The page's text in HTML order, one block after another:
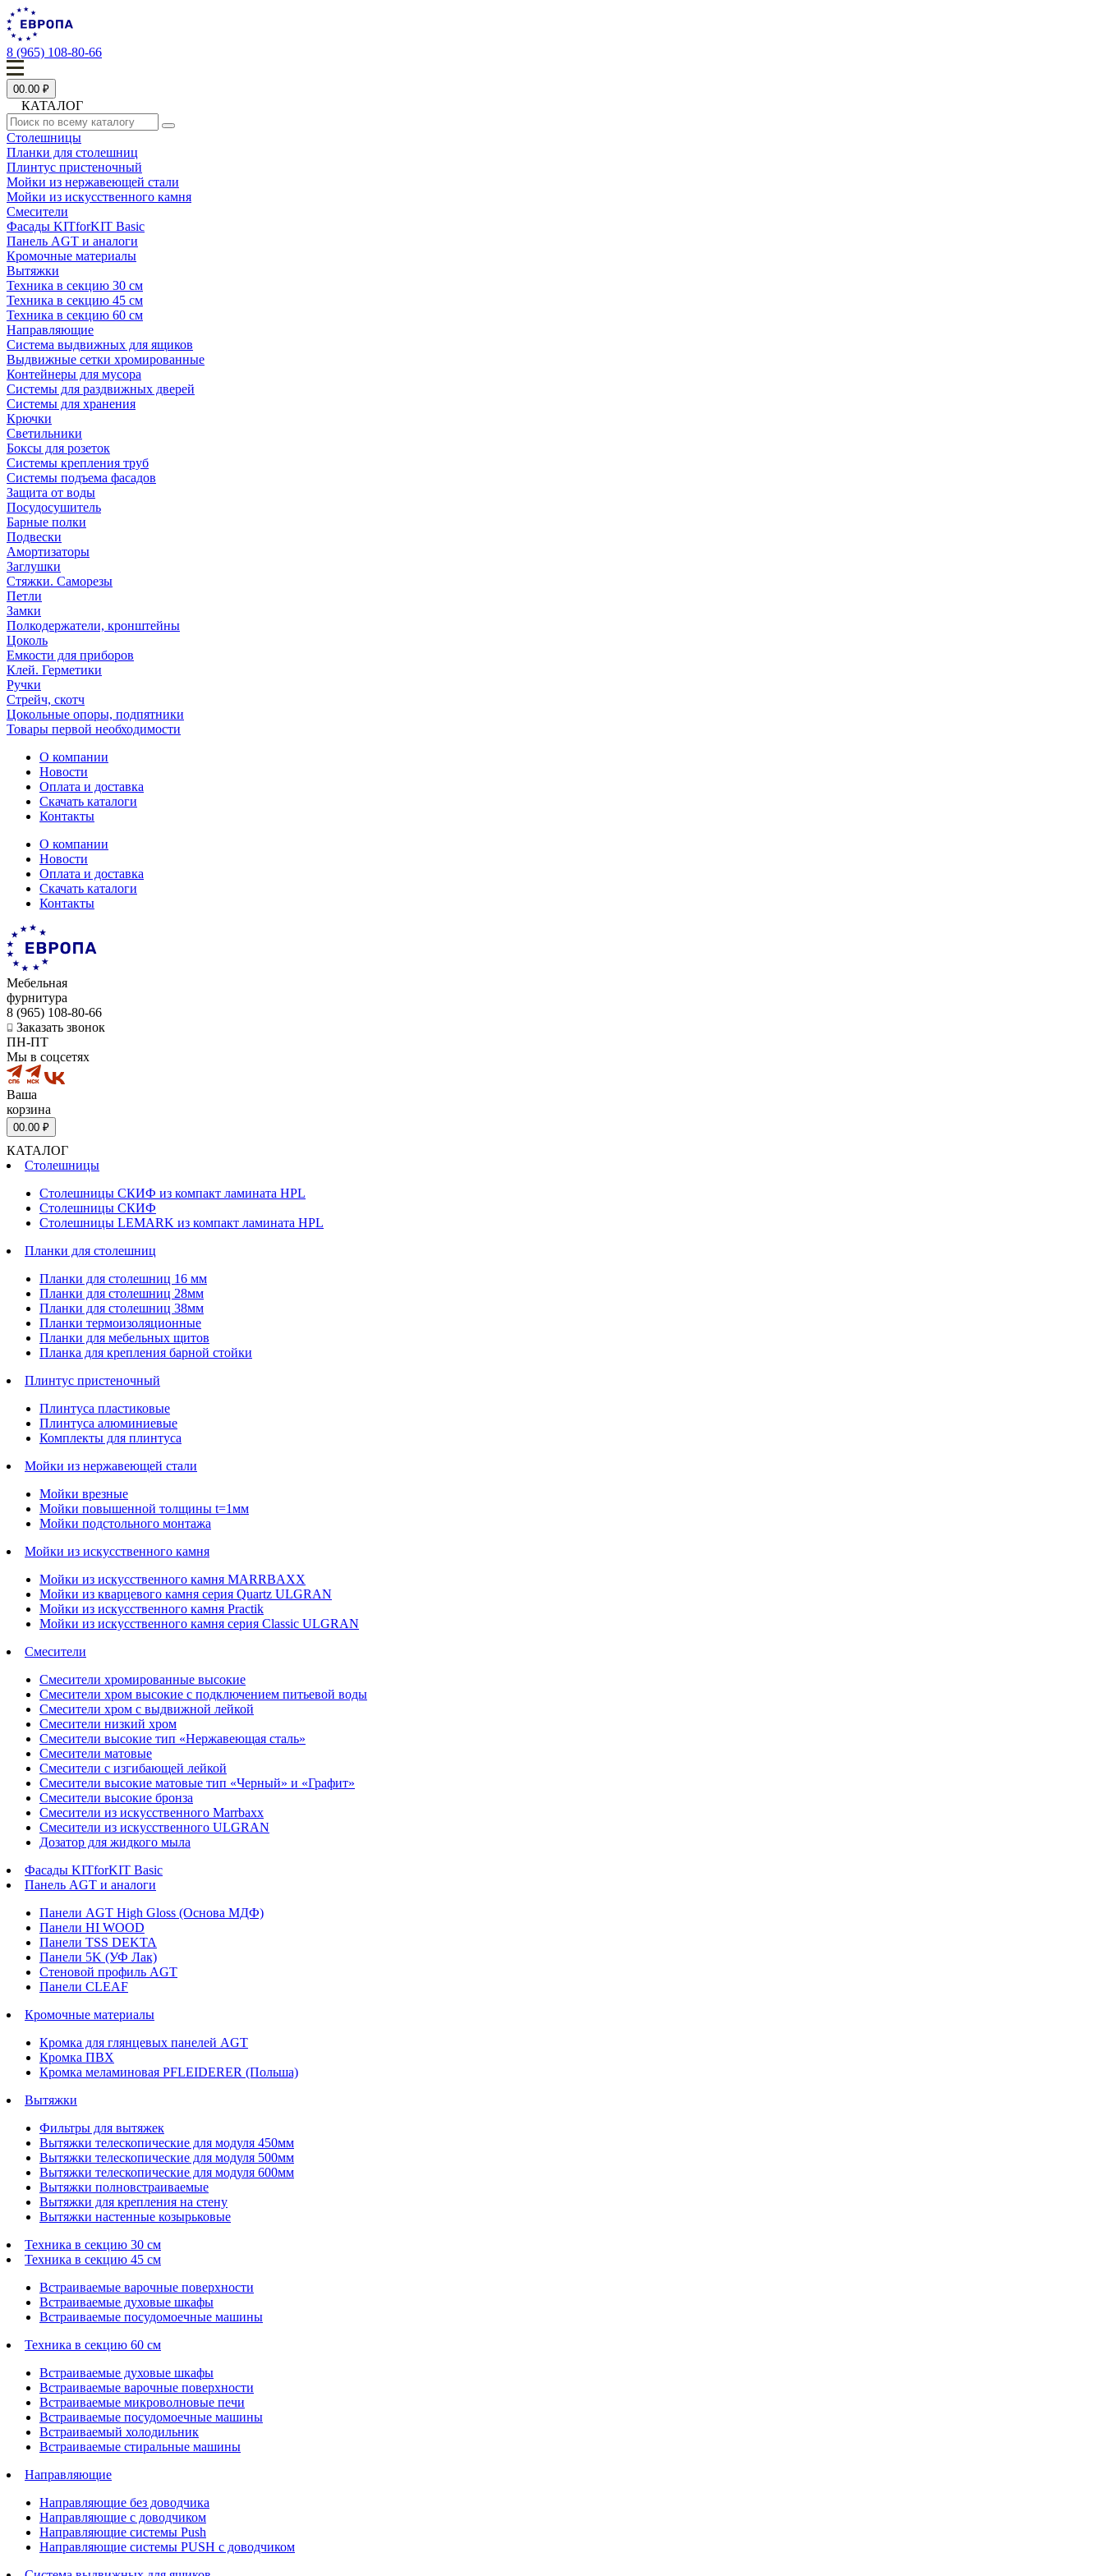
8 (965) 108-80-66
00.00 ₽
КАТАЛОГ
Столешницы
Планки для столешниц
Плинтус пристеночный
Мойки из нержавеющей стали
Мойки из искусственного камня
Смесители
Фасады KITforKIT Basic
Панель AGT и аналоги
Кромочные материалы
Вытяжки
Техника в секцию 30 см
Техника в секцию 45 см
Техника в секцию 60 см
Направляющие
Система выдвижных для ящиков
Выдвижные сетки хромированные
Контейнеры для мусора
Системы для раздвижных дверей
Системы для хранения
Крючки
Светильники
Боксы для розеток
Системы крепления труб
Системы подъема фасадов
Защита от воды
Посудосушитель
Барные полки
Подвески
Амортизаторы
Заглушки
Стяжки. Саморезы
Петли
Замки
Полкодержатели, кронштейны
Цоколь
Емкости для приборов
Клей. Герметики
Ручки
Стрейч, скотч
Цокольные опоры, подпятники
Товары первой необходимости
О компании
Новости
Оплата и доставка
Скачать каталоги
Контакты
О компании
Новости
Оплата и доставка
Скачать каталоги
Контакты
Мебельная
фурнитура
8 (965) 108-80-66
Заказать звонок
ПН-ПТ
Мы в соцсетях
Ваша
корзина
00.00 ₽
КАТАЛОГ
Столешницы
Столешницы СКИФ из компакт ламината HPL
Столешницы СКИФ
Столешницы LEMARK из компакт ламината HPL
Планки для столешниц
Планки для столешниц 16 мм
Планки для столешниц 28мм
Планки для столешниц 38мм
Планки термоизоляционные
Планки для мебельных щитов
Планка для крепления барной стойки
Плинтус пристеночный
Плинтуса пластиковые
Плинтуса алюминиевые
Комплекты для плинтуса
Мойки из нержавеющей стали
Мойки врезные
Мойки повышенной толщины t=1мм
Мойки подстольного монтажа
Мойки из искусственного камня
Мойки из искусственного камня MARRBAXX
Мойки из кварцевого камня серия Quartz ULGRAN
Мойки из искусственного камня Practik
Мойки из искусственного камня серия Classic ULGRAN
Смесители
Смесители хромированные высокие
Смесители хром высокие с подключением питьевой воды
Смесители хром с выдвижной лейкой
Смесители низкий хром
Смесители высокие тип «Нержавеющая сталь»
Смесители матовые
Смесители с изгибающей лейкой
Смесители высокие матовые тип «Черный» и «Графит»
Смесители высокие бронза
Смесители из искусственного Marrbaxx
Смесители из искусственного ULGRAN
Дозатор для жидкого мыла
Фасады KITforKIT Basic
Панель AGT и аналоги
Панели AGT High Gloss (Основа МДФ)
Панели HI WOOD
Панели TSS DEKTA
Панели 5K (УФ Лак)
Стеновой профиль AGT
Панели CLEAF
Кромочные материалы
Кромка для глянцевых панелей AGT
Кромка ПВХ
Кромка меламиновая PFLEIDERER (Польша)
Вытяжки
Фильтры для вытяжек
Вытяжки телескопические для модуля 450мм
Вытяжки телескопические для модуля 500мм
Вытяжки телескопические для модуля 600мм
Вытяжки полновстраиваемые
Вытяжки для крепления на стену
Вытяжки настенные козырьковые
Техника в секцию 30 см
Техника в секцию 45 см
Встраиваемые варочные поверхности
Встраиваемые духовые шкафы
Встраиваемые посудомоечные машины
Техника в секцию 60 см
Встраиваемые духовые шкафы
Встраиваемые варочные поверхности
Встраиваемые микроволновые печи
Встраиваемые посудомоечные машины
Встраиваемый холодильник
Встраиваемые стиральные машины
Направляющие
Направляющие без доводчика
Направляющие с доводчиком
Направляющие системы Push
Направляющие системы PUSH с доводчиком